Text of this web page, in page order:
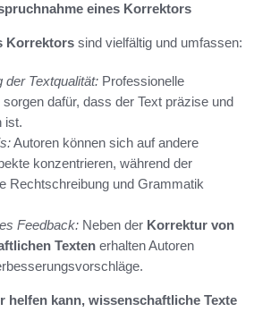
eines Korrektors
Korrektors sind vielfältig und umfassen:
der Textqualität: Professionelle
dafür, dass der Text präzise und
ist.
Autoren können sich auf andere
konzentrieren, während der
Rechtschreibung und Grammatik
Feedback: Neben der Korrektur von
Texten erhalten Autoren
helfen kann, wissenschaftliche Texte